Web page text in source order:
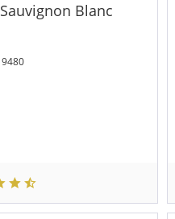
Sauvignon Blanc
9480